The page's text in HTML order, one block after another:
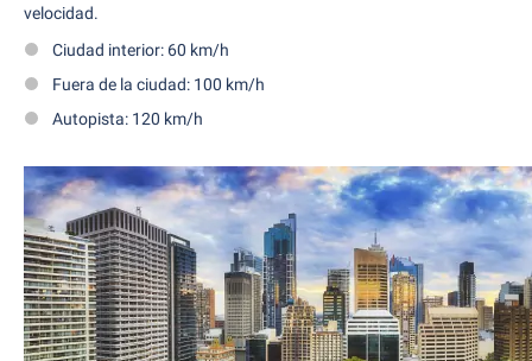
velocidad.
Ciudad interior: 60 km/h
Fuera de la ciudad: 100 km/h
Autopista: 120 km/h